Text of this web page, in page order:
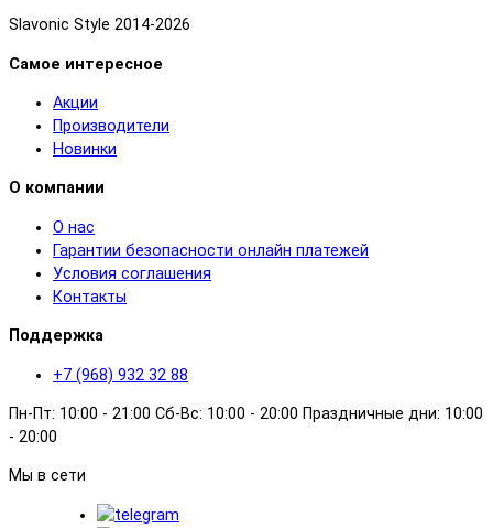
Slavonic Style 2014-2026
Самое интересное
Акции
Производители
Новинки
О компании
О нас
Гарантии безопасности онлайн платежей
Условия соглашения
Контакты
Поддержка
+7 (968) 932 32 88
Пн-Пт: 10:00 - 21:00 Сб-Вс: 10:00 - 20:00 Праздничные дни: 10:00
- 20:00
Мы в сети